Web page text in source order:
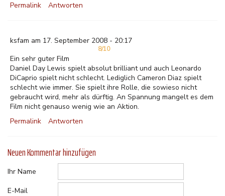
Permalink
Antworten
ksfam am 17. September 2008 - 20:17
8/10
Ein sehr guter Film
Daniel Day Lewis spielt absolut brilliant und auch Leonardo
DiCaprio spielt nicht schlecht. Lediglich Cameron Diaz spielt
schlecht wie immer. Sie spielt ihre Rolle, die sowieso nicht
gebraucht wird, mehr als dürftig. An Spannung mangelt es dem
Film nicht genauso wenig wie an Aktion.
Permalink
Antworten
Neuen Kommentar hinzufügen
Ihr Name
E-Mail